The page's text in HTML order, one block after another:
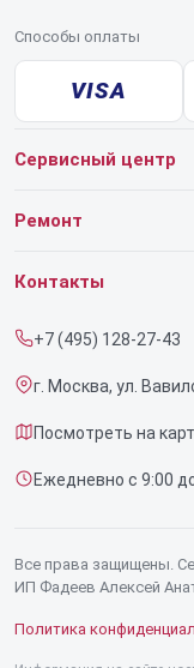
Способы оплаты
VISA
Сервисный центр
О нашем сервисе
Срочный ремонт
Доставка и способы
Диагностика
Контакты
Ремонт
Роботов-пылесосов
Секвенсоров
Контакты
+7 (495) 128-27-43
г. Москва, ул.
Посмотреть на
Ежедневно с 9:00
Все права защищены.
ИП Фадеев Алексей
Политика